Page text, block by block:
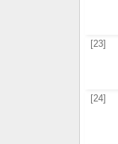
[23]
[24]